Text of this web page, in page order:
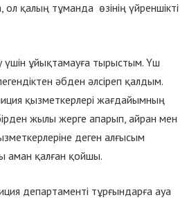
қалың тұманда өзінің үйреншікті
ұйықтамауға тырыстым. Үш
әбден әлсіреп қалдым.
қызметкерлері жағдайымның
жылы жерге апарып, айран мен
деген алғысым
аман қалған қойшы.
департаменті тұрғындарға ауа